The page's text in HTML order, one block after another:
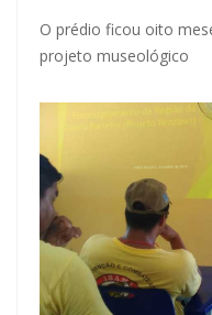
O prédio ficou oito
projeto museológico